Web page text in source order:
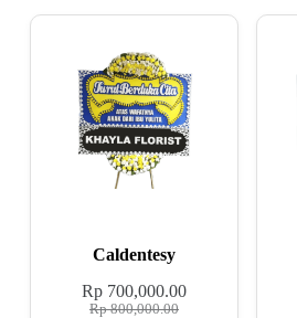
Caldentesy
Rp800,000.00
Rp700,000.00